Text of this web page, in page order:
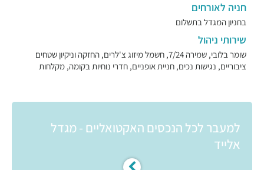
חניה לאורחים
בחניון המגדל בתשלום
שירותי ניהול
שומר בלובי, שמירה 7/24, חשמל מיזוג צ'לרים, החזקה וניקיון שטחים
ציבוריים, נגישות נכים, חניית אופניים, חדרי נוחיות בקומה, מקלחות
למעבר לכל הנכסים האקטואליים - מגדל
אלייד